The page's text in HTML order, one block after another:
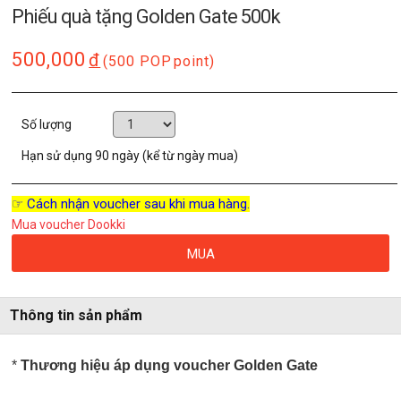
Phiếu quà tặng Golden Gate 500k
500,000 đ (500 POP point)
Số lượng
Hạn sử dụng90 ngày (kể từ ngày mua)
☞ Cách nhận voucher sau khi mua hàng.
Mua voucher Dookki
MUA
Thông tin sản phẩm
*Thương hiệu áp dụng voucher Golden Gate